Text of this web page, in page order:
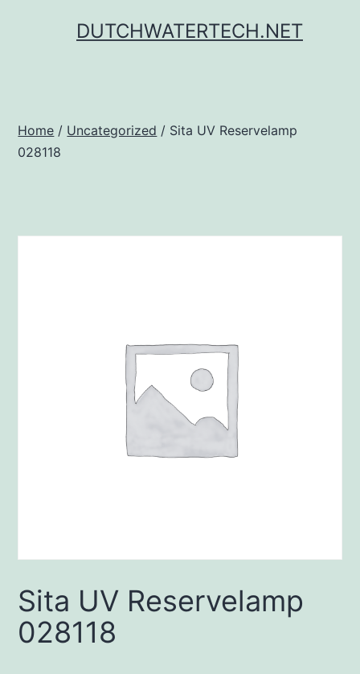
DUTCHWATERTECH.NET
Home / Uncategorized / Sita UV Reservelamp
028118
Sita UV Reservelamp
028118